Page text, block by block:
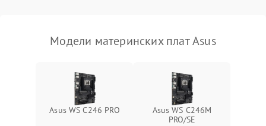
Модели материнских плат Asus
Asus WS C246 PRO
Asus WS C246M
PRO/SE